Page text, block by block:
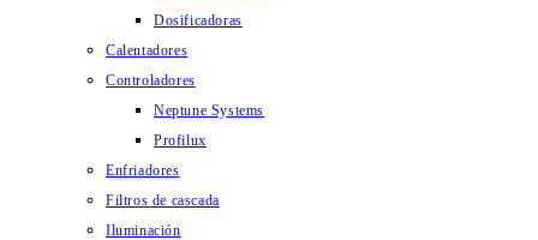
Dosificadoras
Calentadores
Controladores
Neptune Systems
Profilux
Enfriadores
Filtros de cascada
Iluminación